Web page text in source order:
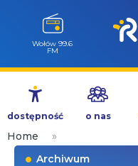
Przejdź
treści
Wołów 99.6
FM
dostępność o nas
Home
»
Archiwum